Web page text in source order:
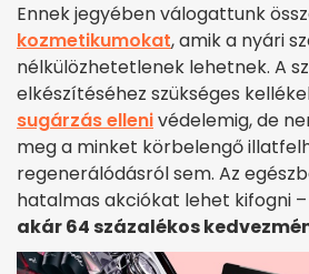
Ennek jegyében válogattunk
kozmetikumokat, amik a nyári
nélkülözhetetlenek lehetnek. A
elkészítéséhez szükséges
sugárzás ellenivédelemig, de
meg a minket körbelengő
regenerálódásról sem. Az
hatalmas akciókat lehet kifogni
akár 64 százalékos